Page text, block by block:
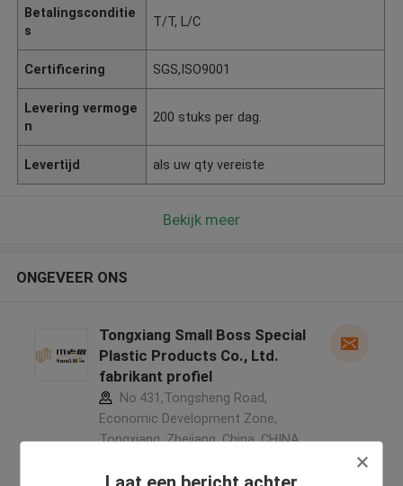
Laat een bericht achter
Betalingsconditie
s
T/T, L/C
Certificering SGS,ISO9001
Levering vermoge
n
200 stuks per dag.
Levertijd als uw qty vereiste
Bekijk meer
ONGEVEER ONS
Tongxiang Small Boss Special
Plastic Products Co., Ltd.
fabrikant profiel
No.431,Tongsheng Road,
Economic Development Zone,
Tongxiang, Zhejiang, China ,CHINA
Geverifieerde Leverancier